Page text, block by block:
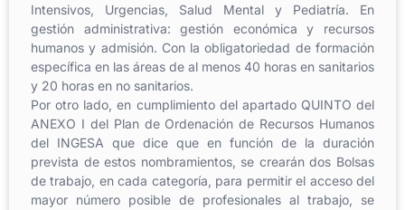
Intensivos, Urgencias, Salud Mental y Pediatría. En
gestión administrativa: gestión económica y recursos
humanos y admisión. Con la obligatoriedad de formación
específica en las áreas de al menos 40 horas en sanitarios
y 20 horas en no sanitarios.
Por otro lado, en cumplimiento del apartado QUINTO del
ANEXO I del Plan de Ordenación de Recursos Humanos
del INGESA que dice que en función de la duración
prevista de estos nombramientos, se crearán dos Bolsas
de trabajo, en cada categoría, para permitir el acceso del
mayor número posible de profesionales al trabajo, se